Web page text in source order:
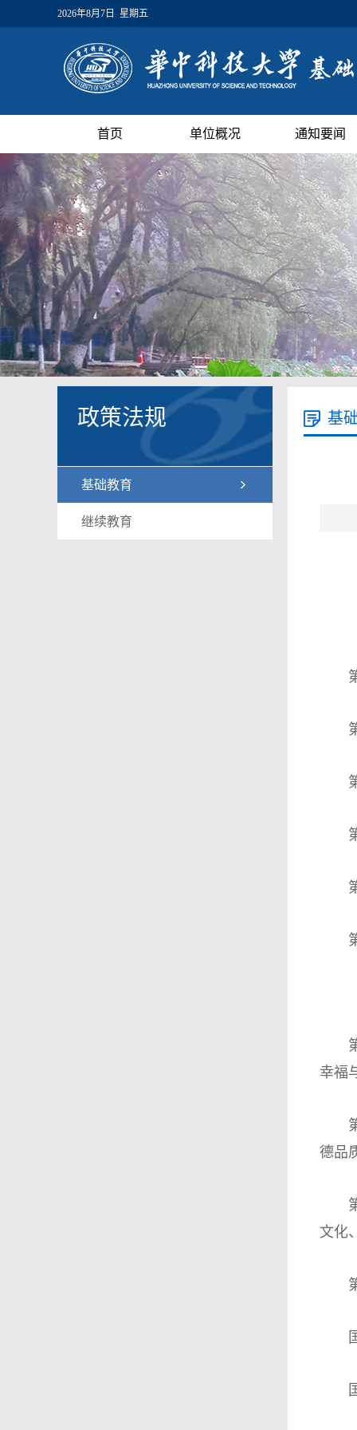
2026年8月7日 星期五
首页 单位概况 通知要闻
政策法规
基础教育
继续教育
基
第
第
第
第
第
第
第
幸福
第
德品
第
文化
第
国
国